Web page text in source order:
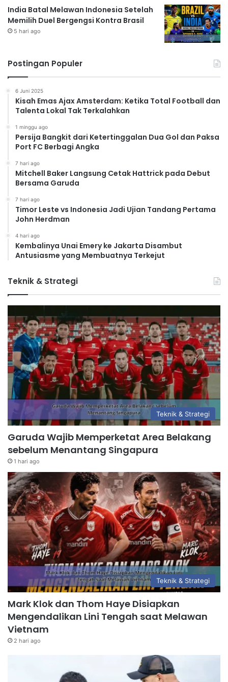
India Batal Melawan Indonesia Setelah
Memilih Duel Bergengsi Kontra Brasil
5 hari ago
Postingan Populer
6 Juni 2025
Kisah Emas Ajax Amsterdam: Ketika Total Football dan
Talenta Lokal Tak Terkalahkan
1 minggu ago
Persija Bangkit dari Ketertinggalan Dua Gol dan Paksa
Port FC Berbagi Angka
7 hari ago
Mitchell Baker Langsung Cetak Hattrick pada Debut
Bersama Garuda
7 hari ago
Timor Leste vs Indonesia Jadi Ujian Tandang Pertama
John Herdman
4 hari ago
Kembalinya Unai Emery ke Jakarta Disambut
Antusiasme yang Membuatnya Terkejut
Teknik & Strategi
Teknik & Strategi
Garuda Wajib Memperketat Area Belakang
sebelum Menantang Singapura
1 hari ago
Teknik & Strategi
Mark Klok dan Thom Haye Disiapkan
Mengendalikan Lini Tengah saat Melawan
Vietnam
2 hari ago